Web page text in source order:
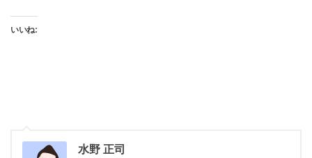
いいね:
水野 正司